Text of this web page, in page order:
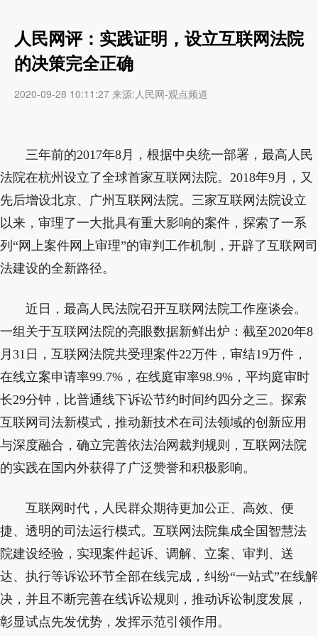
人民网评：实践证明，设立互联网法院
的决策完全正确
2020-09-28 10:11:27 来源:人民网-观点频道
三年前的2017年8月，根据中央统一部署，最高人民
法院在杭州设立了全球首家互联网法院。2018年9月，又
先后增设北京、广州互联网法院。三家互联网法院设立
以来，审理了一大批具有重大影响的案件，探索了一系
列“网上案件网上审理”的审判工作机制，开辟了互联网司
法建设的全新路径。
近日，最高人民法院召开互联网法院工作座谈会。
一组关于互联网法院的亮眼数据新鲜出炉：截至2020年8
月31日，互联网法院共受理案件22万件，审结19万件，
在线立案申请率99.7%，在线庭审率98.9%，平均庭审时
长29分钟，比普通线下诉讼节约时间约四分之三。探索
互联网司法新模式，推动新技术在司法领域的创新应用
与深度融合，确立完善依法治网裁判规则，互联网法院
的实践在国内外获得了广泛赞誉和积极影响。
互联网时代，人民群众期待更加公正、高效、便
捷、透明的司法运行模式。互联网法院集成全国智慧法
院建设经验，实现案件起诉、调解、立案、审判、送
达、执行等诉讼环节全部在线完成，纠纷“一站式”在线解
决，并且不断完善在线诉讼规则，推动诉讼制度发展，
彰显试点先发优势，发挥示范引领作用。